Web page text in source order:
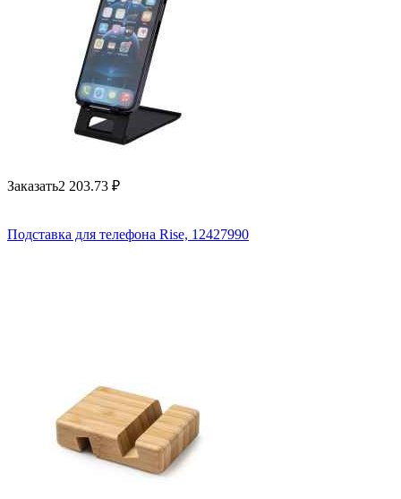
Заказать2 203.73 ₽
Подставка для телефона Rise, 12427990